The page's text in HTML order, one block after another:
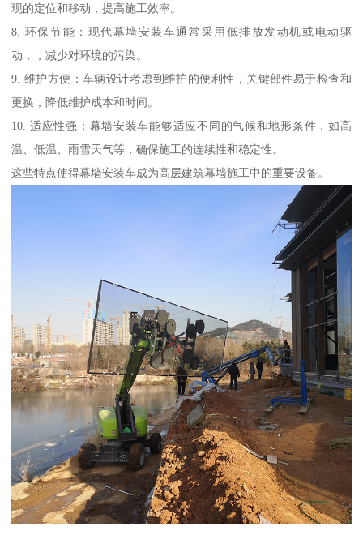
现的定位和移动，提高施工效率。
8. 环保节能：现代幕墙安装车通常采用低排放发动机或电动驱
动，，减少对环境的污染。
9. 维护方便：车辆设计考虑到维护的便利性，关键部件易于检查和
更换，降低维护成本和时间。
10. 适应性强：幕墙安装车能够适应不同的气候和地形条件，如高
温、低温、雨雪天气等，确保施工的连续性和稳定性。
这些特点使得幕墙安装车成为高层建筑幕墙施工中的重要设备。